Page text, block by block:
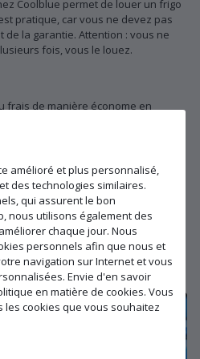
amélioré et plus personnalisé,
des technologies similaires.
qui assurent le bon
nous utilisons également des
chaque jour. Nous
personnels afin que nous et
navigation sur Internet et vous
Envie d'en savoir
en matière de cookies. Vous
cookies que vous souhaitez
Coolblue permet de louer un frigo
pratique, car vous ne devez pas
la garantie. Attention : vous ne
fois, vous le louez.
frais de manière économe en
souhaité.
après 1 an.
le réparons ou le remplaçons
posées